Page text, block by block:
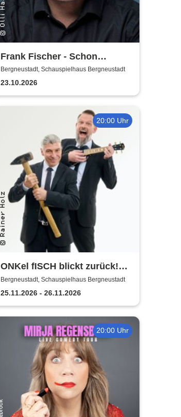
Frank Fischer - Schon
komisch!
Bergneustadt, Schauspielhaus Bergneustadt
23.10.2026
20:00 Uhr
ONKel fISCH blickt zurück!
Der satirische
Jahresrückblick
Bergneustadt, Schauspielhaus Bergneustadt
25.11.2026 - 26.11.2026
20:00 Uhr